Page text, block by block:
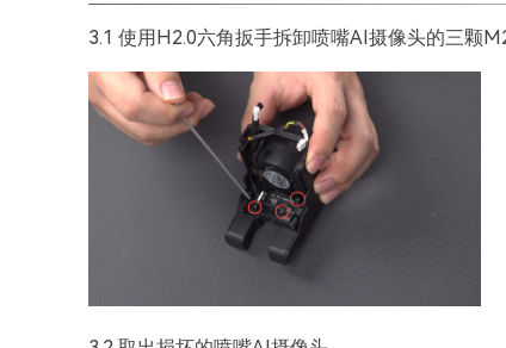
3.1 使用H2.0六角扳手拆卸喷嘴AI摄像头的三颗